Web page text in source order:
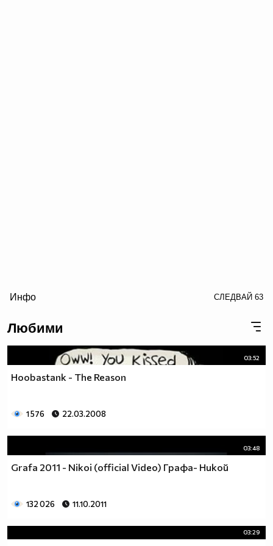
Когато те нагрубят незаслужено, върни се и си го
заслужи !!
Аз: Мамка му..
-Той: Преминава от "необвързан" към
Инфо СЛЕДВАЙ 63
Любими
03:52
Hoobastank - The Reason
1 576 22.03.2008
03:48
Grafa 2011 - Nikoi (official Video) Графа- Никой
132 026 11.10.2011
03:29